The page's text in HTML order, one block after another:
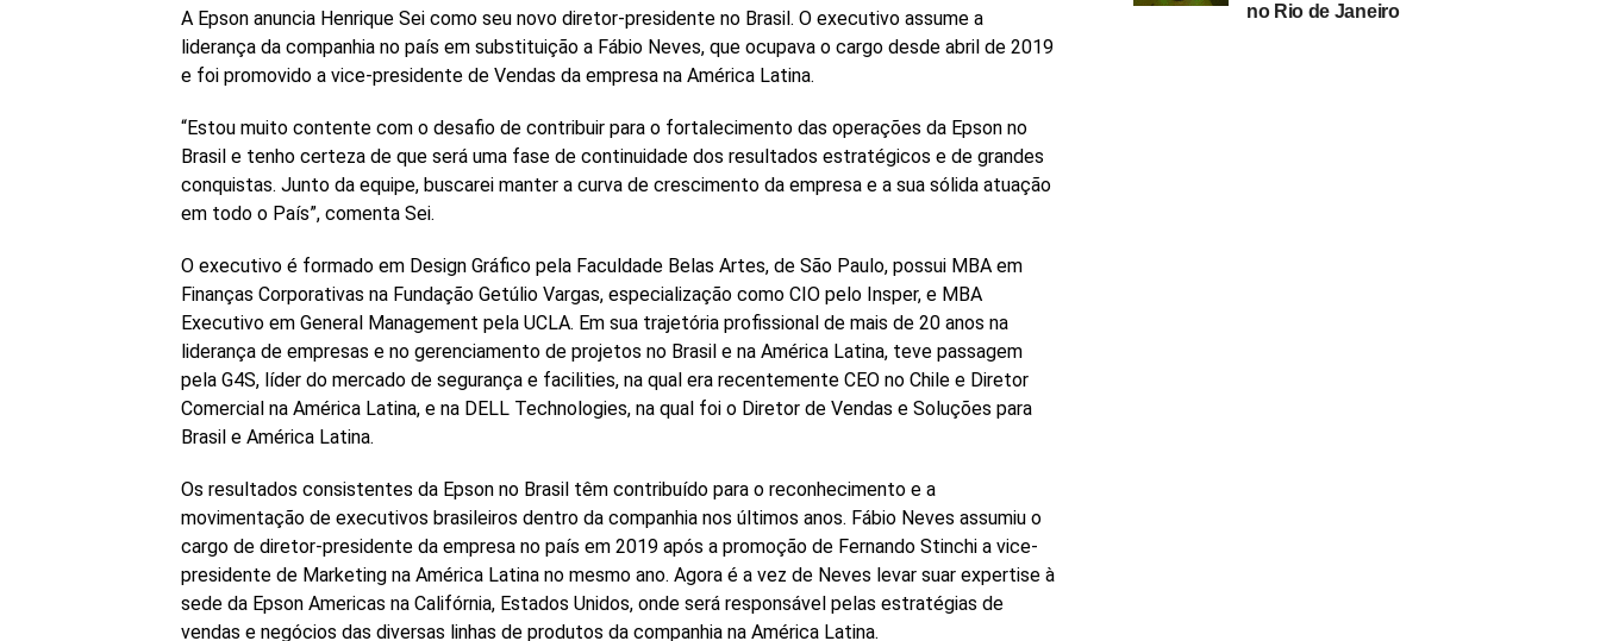
A Epson anuncia Henrique Sei como seu novo diretor-presidente no Brasil. O executivo assume a
liderança da companhia no país em substituição a Fábio Neves, que ocupava o cargo desde abril de 2019
e foi promovido a vice-presidente de Vendas da empresa na América Latina.
“Estou muito contente com o desafio de contribuir para o fortalecimento das operações da Epson no
Brasil e tenho certeza de que será uma fase de continuidade dos resultados estratégicos e de grandes
conquistas. Junto da equipe, buscarei manter a curva de crescimento da empresa e a sua sólida atuação
em todo o País”, comenta Sei.
O executivo é formado em Design Gráfico pela Faculdade Belas Artes, de São Paulo, possui MBA em
Finanças Corporativas na Fundação Getúlio Vargas, especialização como CIO pelo Insper, e MBA
Executivo em General Management pela UCLA. Em sua trajetória profissional de mais de 20 anos na
liderança de empresas e no gerenciamento de projetos no Brasil e na América Latina, teve passagem
pela G4S, líder do mercado de segurança e facilities, na qual era recentemente CEO no Chile e Diretor
Comercial na América Latina, e na DELL Technologies, na qual foi o Diretor de Vendas e Soluções para
Brasil e América Latina.
Os resultados consistentes da Epson no Brasil têm contribuído para o reconhecimento e a
movimentação de executivos brasileiros dentro da companhia nos últimos anos. Fábio Neves assumiu o
cargo de diretor-presidente da empresa no país em 2019 após a promoção de Fernando Stinchi a vice-
presidente de Marketing na América Latina no mesmo ano. Agora é a vez de Neves levar suar expertise à
sede da Epson Americas na Califórnia, Estados Unidos, onde será responsável pelas estratégias de
vendas e negócios das diversas linhas de produtos da companhia na América Latina.
no Rio de Janeiro